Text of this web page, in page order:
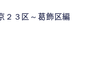
３区～葛飾区編